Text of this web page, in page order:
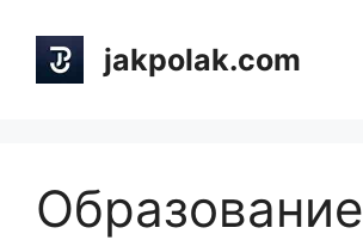
content
jakpolak.com
Образование